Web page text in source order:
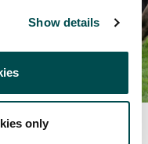
Show details
only